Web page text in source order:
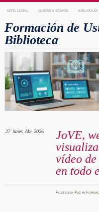
NOTA LEGAL QUIENES SOMOS BIBLIOGUÍA
Formación de
Biblioteca
JoVE,
vídeo
en todo
27 lunes Abr 2026
PostedbyPaz in